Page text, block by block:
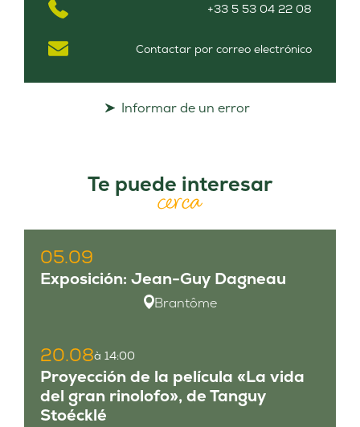
+33 5 53 04 22 08
Contactar por correo electrónico
Informar de un error
Te puede interesar
cerca
05.09
Exposición: Jean-Guy Dagneau
Brantôme
20.08à 14:00
Proyección de la película «La vida
del gran rinolofo», de Tanguy
Stoécklé